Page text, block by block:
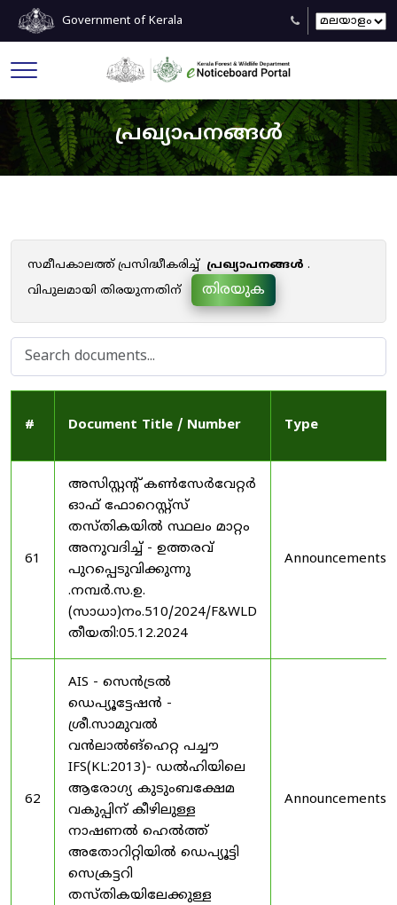
Government of Kerala
പ്രഖ്യാപനങ്ങൾ
സമീപകാലത്ത് പ്രസിദ്ധീകരിച്ച് പ്രഖ്യാപനങ്ങൾ .
വിപുലമായി തിരയുന്നതിന്
തിരയുക
# Document Title / Number Type
61
അസിസ്റ്റന്റ് കൺസേർവേറ്റർ
ഓഫ് ഫോറെസ്റ്റ്സ്
തസ്തികയിൽ സ്ഥലം മാറ്റം
അനുവദിച്ച് - ഉത്തരവ്
പുറപ്പെടുവിക്കുന്നു
.നമ്പർ.സ.ഉ.
(സാധാ)നം.510/2024/F&WLD
തീയതി:05.12.2024
Announcements
62
AIS - സെൻട്രൽ
ഡെപ്യൂട്ടേഷൻ -
ശ്രീ.സാമുവൽ
വൻലാൽങ്‌ഹെറ്റ പച്ചൗ
IFS(KL:2013)- ഡൽഹിയിലെ
ആരോഗ്യ കുടുംബക്ഷേമ
വകുപ്പിന് കീഴിലുള്ള
നാഷണൽ ഹെൽത്ത്
അതോറിറ്റിയിൽ ഡെപ്യൂട്ടി
സെക്രട്ടറി
തസ്തികയിലേക്കുള്ള
Announcements